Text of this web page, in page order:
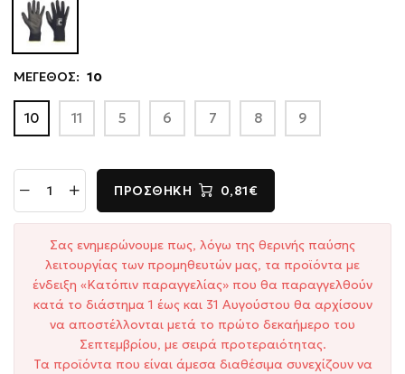
ΜΕΓΕΘΟΣ: 10
10 11 5 6 7 8 9
ΠΡΟΣΘΉΚΗ 0,81€
Σας ενημερώνουμε πως, λόγω της θερινής παύσης
λειτουργίας των προμηθευτών μας, τα προϊόντα με
ένδειξη «Κατόπιν παραγγελίας» που θα παραγγελθούν
κατά το διάστημα 1 έως και 31 Αυγούστου θα αρχίσουν
να αποστέλλονται μετά το πρώτο δεκαήμερο του
Σεπτεμβρίου, με σειρά προτεραιότητας.
Τα προϊόντα που είναι άμεσα διαθέσιμα συνεχίζουν να